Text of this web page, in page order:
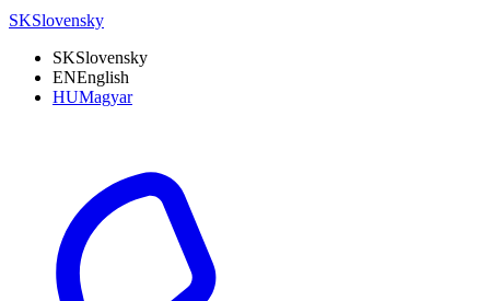
SKSlovensky
SKSlovensky
ENEnglish
HUMagyar